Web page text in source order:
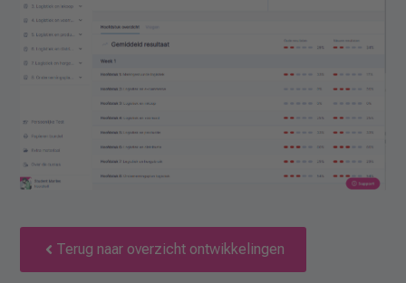
Terug naar overzicht ontwikkelingen